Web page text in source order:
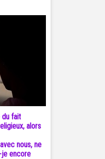
du fait
alors
nous, ne
je encore